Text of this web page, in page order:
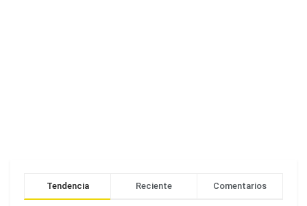
Tendencia Reciente Comentarios